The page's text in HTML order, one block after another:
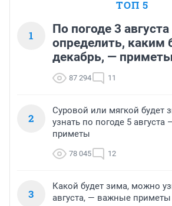
ТОП 5
1
По погоде 3
определить, каким
декабрь, —
87 294 11
2
Суровой или мягкой будет
узнать по погоде 5
приметы
78 045 12
3
Какой будет зима, можно
августа, — важные приметы